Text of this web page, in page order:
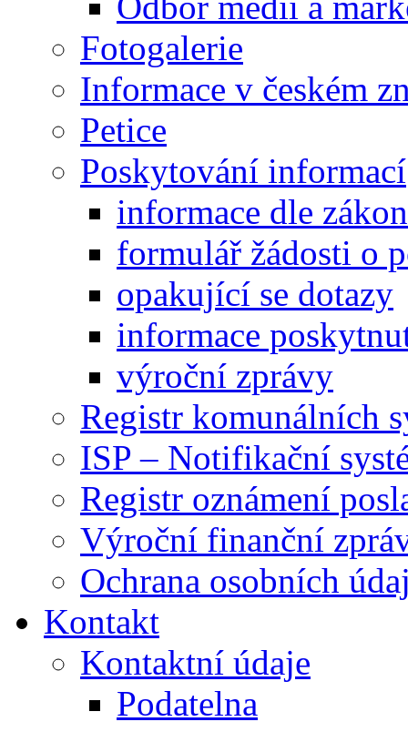
Fotogalerie
Informace v českém
Petice
Poskytování informací
informace dle
formulář žádosti o
opakující se dotazy
informace
výroční zprávy
Registr komunálních
ISP – Notifikační
Registr oznámení
Výroční finanční
Ochrana osobních
Kontakt
Kontaktní údaje
Podatelna